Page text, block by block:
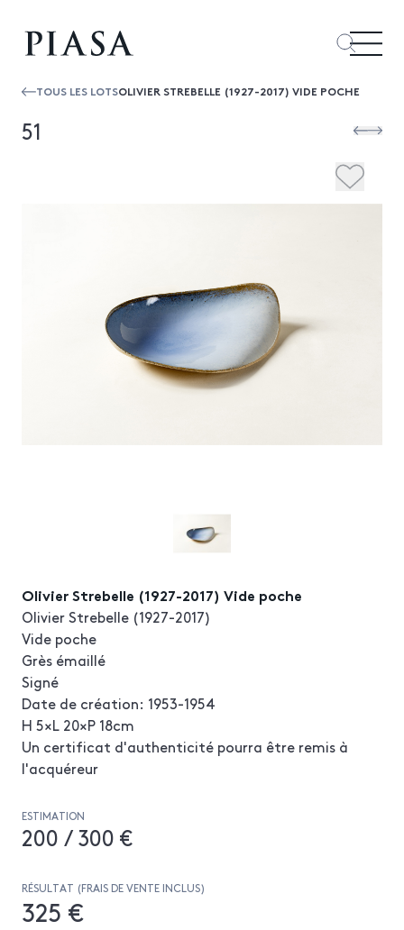
TOUS LES LOTSOLIVIER STREBELLE (1927-2017) VIDE POCHE
51
Olivier Strebelle (1927-2017) Vide poche
Olivier Strebelle (1927-2017)
Vide poche
Grès émaillé
Signé
Date de création: 1953-1954
H 5×L 20×P 18cm
Un certificat d'authenticité pourra être remis à
l'acquéreur
ESTIMATION
200 / 300 €
RÉSULTAT (FRAIS DE VENTE INCLUS)
325 €